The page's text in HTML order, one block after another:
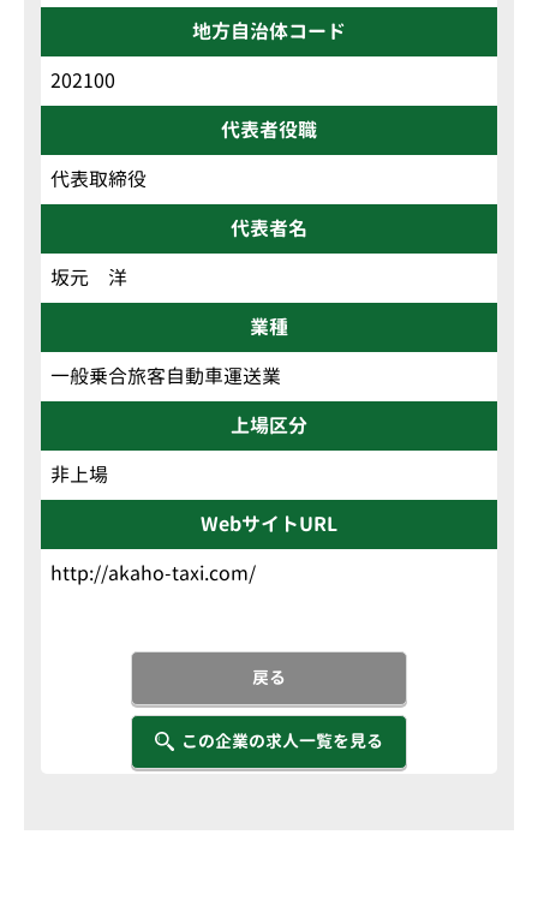
地方自治体コード
202100
代表者役職
代表取締役
代表者名
坂元 洋
業種
一般乗合旅客自動車運送業
上場区分
非上場
WebサイトURL
http://akaho-taxi.com/
戻る
この企業の求人一覧を見る